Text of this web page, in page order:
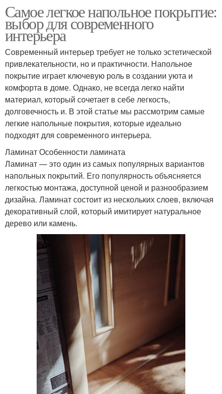
Самое легкое напольное покрытие:
выбор для современного
интерьера
Современный интерьер требует не только эстетической
привлекательности, но и практичности. Напольное
покрытие играет ключевую роль в создании уюта и
комфорта в доме. Однако, не всегда легко найти
материал, который сочетает в себе легкость,
долговечность и. В этой статье мы рассмотрим самые
легкие напольные покрытия, которые идеально
подходят для современного интерьера.
Ламинат Особенности ламината
Ламинат — это один из самых популярных вариантов
напольных покрытий. Его популярность объясняется
легкостью монтажа, доступной ценой и разнообразием
дизайна. Ламинат состоит из нескольких слоев, включая
декоративный слой, который имитирует натуральное
дерево или камень.